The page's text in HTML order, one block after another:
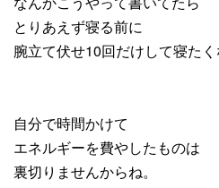
とりあえず寝る前に
腕立て伏せ10回だけして寝たく
自分で時間かけて
エネルギーを費やしたものは
裏切りませんからね。